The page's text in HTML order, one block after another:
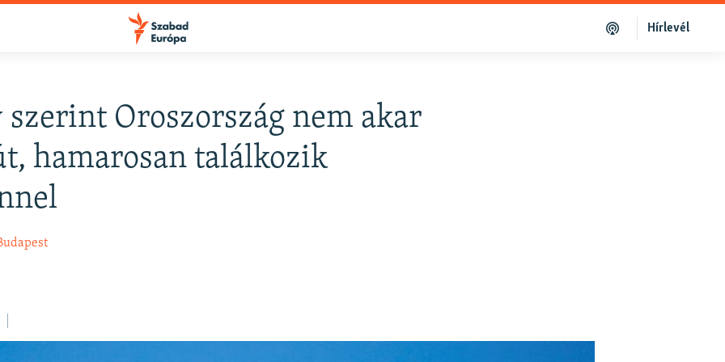
Hírlevél
szerint Oroszország nem akar
hamarosan találkozik
FELIRATKOZÁS